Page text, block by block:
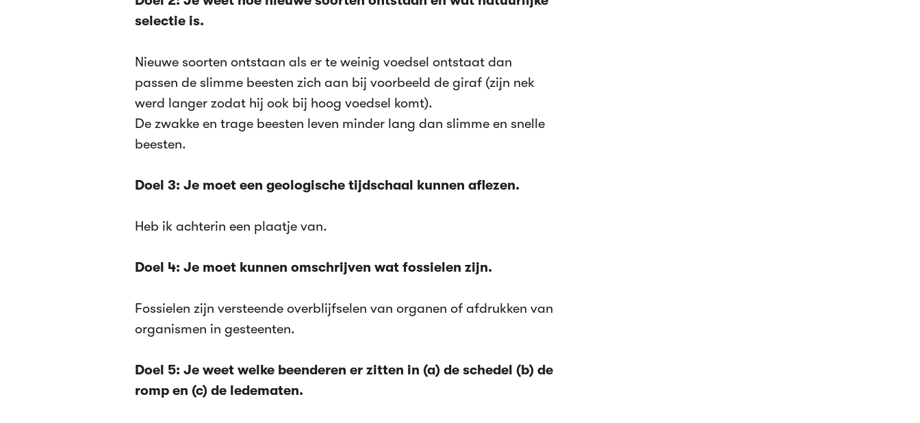
selectie is.
Nieuwe soorten ontstaan als er te weinig voedsel ontstaat dan
passen de slimme beesten zich aan bij voorbeeld de giraf (zijn nek
werd langer zodat hij ook bij hoog voedsel komt).
De zwakke en trage beesten leven minder lang dan slimme en snelle
beesten.
Doel 3: Je moet een geologische tijdschaal kunnen aflezen.
Heb ik achterin een plaatje van.
Doel 4: Je moet kunnen omschrijven wat fossielen zijn.
Fossielen zijn versteende overblijfselen van organen of afdrukken van
organismen in gesteenten.
Doel 5: Je weet welke beenderen er zitten in (a) de schedel (b) de
romp en (c) de ledematen.